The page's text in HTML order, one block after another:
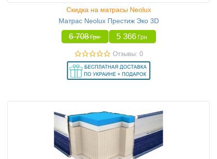
Скидка на матрасы Neolux
Матрас Neolux Престиж Эко 3D
6 708 Грн 5 366 Грн
Отзывы: 0